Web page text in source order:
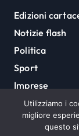
Edizioni
Notizie flash
Politica
Sport
Imprese
Cultura
Utilizziamo i
migliore
questo